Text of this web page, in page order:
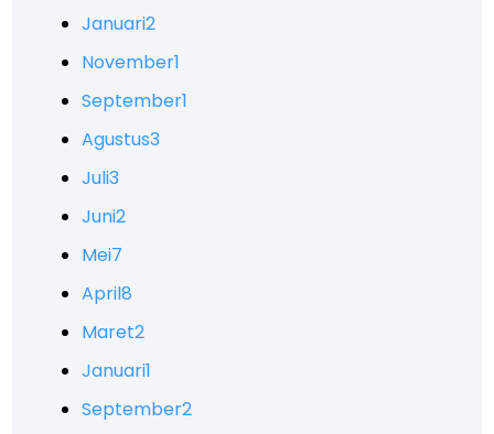
Januari2
November1
September1
Agustus3
Juli3
Juni2
Mei7
April8
Maret2
Januari1
September2